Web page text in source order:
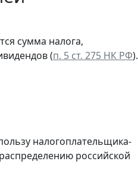
сумма налога,
(п. 5 ст. 275 НК РФ).
налогоплательщика-
российской